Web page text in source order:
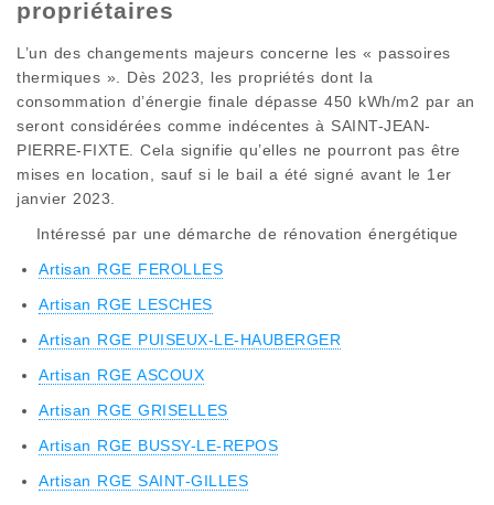
propriétaires
L’un des changements majeurs concerne les « passoires
thermiques ». Dès 2023, les propriétés dont la
consommation d’énergie finale dépasse 450 kWh/m2 par an
seront considérées comme indécentes à SAINT-JEAN-
PIERRE-FIXTE. Cela signifie qu’elles ne pourront pas être
mises en location, sauf si le bail a été signé avant le 1er
janvier 2023.
Intéressé par une démarche de rénovation énergétique
Artisan RGE FEROLLES
Artisan RGE LESCHES
Artisan RGE PUISEUX-LE-HAUBERGER
Artisan RGE ASCOUX
Artisan RGE GRISELLES
Artisan RGE BUSSY-LE-REPOS
Artisan RGE SAINT-GILLES